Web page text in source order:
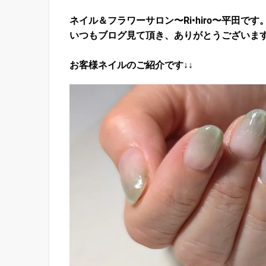
ネイル＆フラワーサロン〜Ri•hiro〜平田です
いつもブログ見て頂き、ありがとうございま
お客様ネイルのご紹介です↓↓